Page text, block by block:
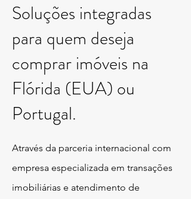
Soluções integradas
para quem deseja
comprar imóveis na
Flórida (EUA) ou
Portugal.
Através da parceria internacional com
empresa especializada em transações
imobiliárias e atendimento de